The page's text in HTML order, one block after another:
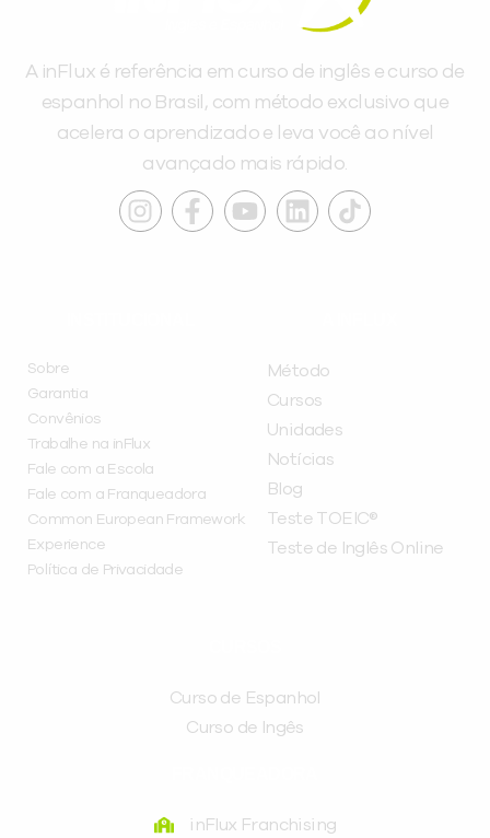
A inFlux é referência em curso de inglês e curso de
espanhol no Brasil, com método exclusivo que
acelera o aprendizado e leva você ao nível
avançado mais rápido.
Sobre
Garantia
Convênios
Trabalhe na inFlux
Fale com a Escola
Fale com a Franqueadora
Common European Framework
Experience
Política de Privacidade
Método
Cursos
Unidades
Notícias
Blog
Teste TOEIC®
Teste de Inglês Online
Curso de Espanhol
Curso de Ingês
inFlux Franchising